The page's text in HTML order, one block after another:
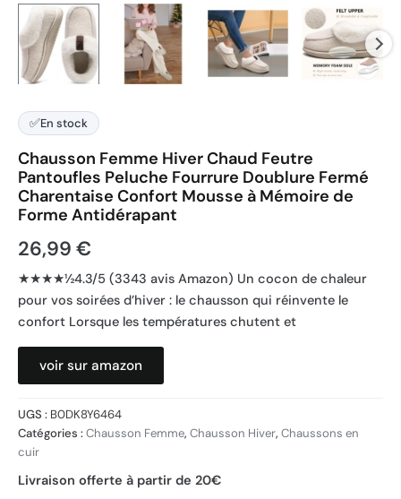
✅En stock
Chausson Femme Hiver Chaud Feutre
Pantoufles Peluche Fourrure Doublure Fermé
Charentaise Confort Mousse à Mémoire de
Forme Antidérapant
26,99 €
★★★★½4.3/5 (3343 avis Amazon) Un cocon de chaleur
pour vos soirées d’hiver : le chausson qui réinvente le
confort Lorsque les températures chutent et
voir sur amazon
UGS : B0DK8Y6464
Catégories :Chausson Femme, Chausson Hiver, Chaussons en
cuir
Livraison offerte à partir de 20€